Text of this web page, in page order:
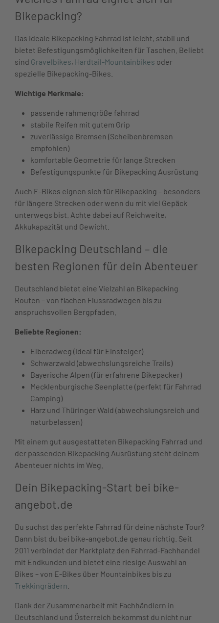
Bikepacking?
Das ideale Bikepacking Fahrrad ist leicht, stabil und
bietet Befestigungsmöglichkeiten für Taschen. Beliebt
sind Gravelbikes, Hardtail-Mountainbikes oder
spezielle Bikepacking-Bikes.
Wichtige Merkmale:
passende rahmengröße fahrrad
stabile Reifen mit gutem Grip
zuverlässige Bremsen (Scheibenbremsen
empfohlen)
komfortable Geometrie für lange Strecken
Befestigungspunkte für Bikepacking Ausrüstung
Auch E-Bikes eignen sich für Bikepacking – besonders
für längere Strecken oder wenn du mit viel Gepäck
unterwegs bist. Achte dabei auf Reichweite,
Akkukapazität und Gewicht.
Bikepacking Deutschland – die
besten Regionen für dein Abenteuer
Deutschland bietet eine Vielzahl an Bikepacking
Routen – von flachen Flussradwegen bis zu
anspruchsvollen Bergpfaden.
Beliebte Regionen:
Elberadweg (ideal für Einsteiger)
Schwarzwald (abwechslungsreiche Trails)
Bayerische Alpen (für erfahrene Bikepacker)
Mecklenburgische Seenplatte (perfekt für Fahrrad
Camping)
Harz und Thüringer Wald (abwechslungsreich und
naturbelassen)
Mit einem gut ausgestatteten Bikepacking Fahrrad und
der passenden Bikepacking Ausrüstung steht deinem
Abenteuer nichts im Weg.
Dein Bikepacking-Start bei bike-
angebot.de
Du suchst das perfekte Fahrrad für deine nächste Tour?
Dann bist du bei bike-angebot.de genau richtig. Seit
2011 verbindet der Marktplatz den Fahrrad-Fachhandel
mit Endkunden und bietet eine riesige Auswahl an
Bikes – von E-Bikes über Mountainbikes bis zu
Trekkingrädern
Dank der Zusammenarbeit mit Fachhändlern in
Deutschland und Österreich bekommst du nicht nur